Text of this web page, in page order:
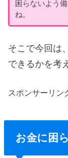
困らないよう
ね。
そこで今回は
できるかを考
スポンサーリン
お金に困